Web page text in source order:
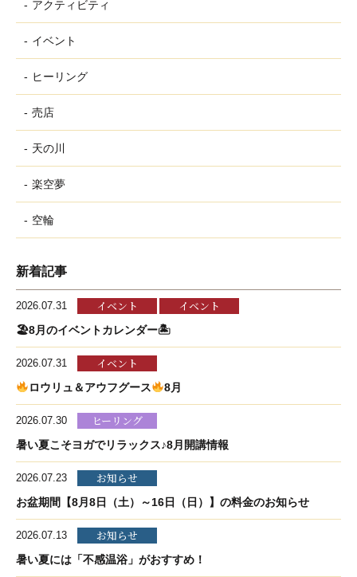
アクティビティ
イベント
ヒーリング
売店
天の川
楽空夢
空輪
新着記事
2026.07.31 イベント イベント
🏖8月のイベントカレンダー🏝
2026.07.31 イベント
ロウリュ＆アウフグース 8月
2026.07.30 ヒーリング
暑い夏こそヨガでリラックス♪8月開講情報
2026.07.23 お知らせ
お盆期間【8月8日（土）～16日（日）】の料金のお知らせ
2026.07.13 お知らせ
暑い夏には「不感温浴」がおすすめ！